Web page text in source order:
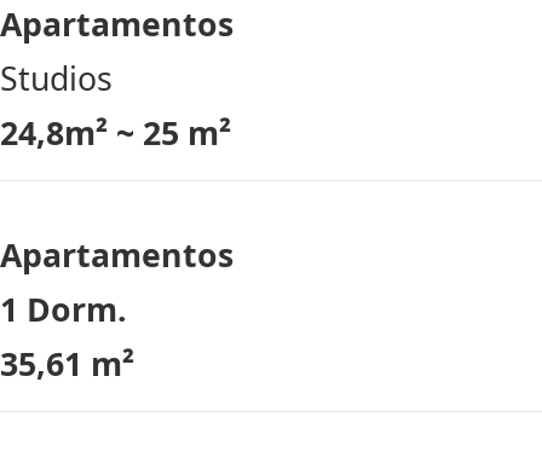
Apartamentos
Studios
24,8m² ~ 25 m²
Apartamentos
1 Dorm.
35,61 m²